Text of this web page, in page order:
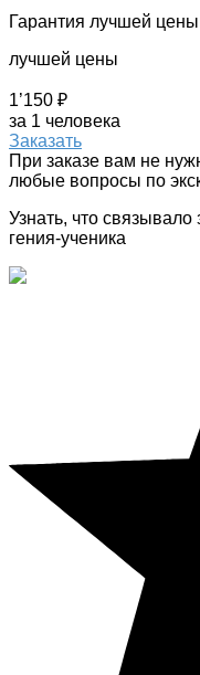
Гарантия лучшей цены
лучшей цены
1’150 ₽
за 1 человека
Заказать
При заказе вам не
любые вопросы по
Узнать, что связывало
гения-ученика